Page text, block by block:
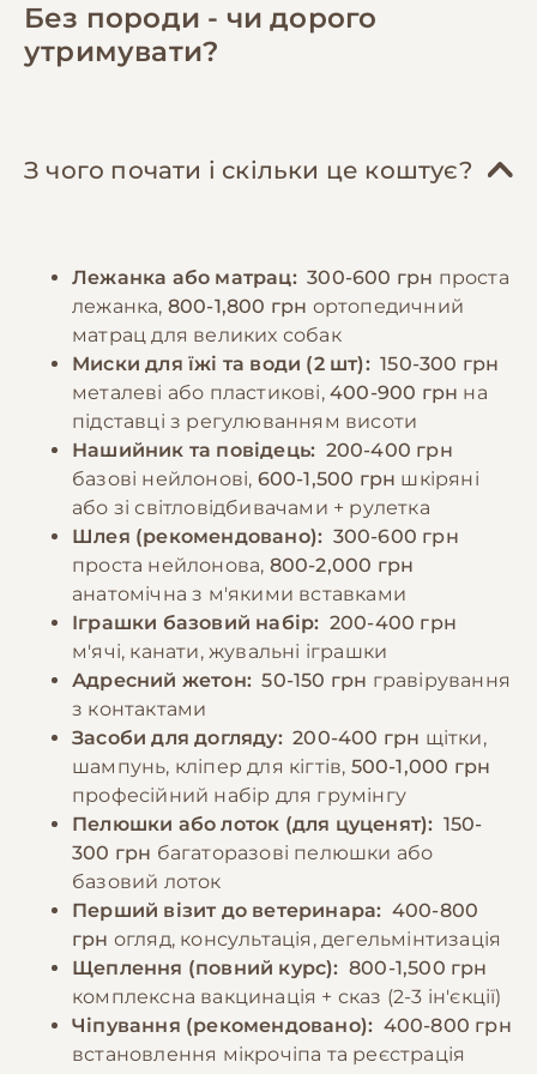
достатньо місця для відпочинку та
активності, зручне спальне місце.
Соціалізація та дресирування відіграють
навчання базовим командам з раннього віку,
обов'язковими елементами догляду.
🎁 −10% на зоотовари
За промокодом E-PET
натуральному годуванні раціон повинен
включати нежирне м'ясо (яловичина,
кількість білків, жирів та вуглеводів у
правильному співвідношенні. Дорослих
Порції мають відповідати розміру та
енергетичним потребам собаки. Необхідно
забезпечити постійний доступ до свіжої
води та слідкувати за реакцією організму на
різні продукти.
🎁 −10% на зоотовари
За промокодом E-PET
Без породи - чи дорого
утримувати?
З чого почати і скільки це коштує?
Лежанка або матрац: 300-600 грн проста
лежанка, 800-1,800 грн ортопедичний
матрац для великих собак
Миски для їжі та води (2 шт): 150-300 грн
металеві або пластикові, 400-900 грн на
підставці з регулюванням висоти
Нашийник та повідець: 200-400 грн
базові нейлонові, 600-1,500 грн шкіряні
або зі світловідбивачами + рулетка
Шлея (рекомендовано): 300-600 грн
проста нейлонова, 800-2,000 грн
анатомічна з м'якими вставками
Іграшки базовий набір: 200-400 грн
м'ячі, канати, жувальні іграшки
Адресний жетон: 50-150 грн гравірування
з контактами
Засоби для догляду: 200-400 грн щітки,
шампунь, кліпер для кігтів, 500-1,000 грн
професійний набір для грумінгу
Пелюшки або лоток (для цуценят): 150-
300 грн багаторазові пелюшки або
базовий лоток
Перший візит до ветеринара: 400-800
грн огляд, консультація, дегельмінтизація
Щеплення (повний курс): 800-1,500 грн
комплексна вакцинація + сказ (2-3 ін'єкції)
Чіпування (рекомендовано): 400-800 грн
встановлення мікрочіпа та реєстрація